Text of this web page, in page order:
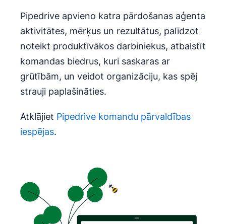
Pipedrive apvieno katra pārdošanas aģenta
aktivitātes, mērķus un rezultātus, palīdzot
noteikt produktīvākos darbiniekus, atbalstīt
komandas biedrus, kuri saskaras ar
grūtībām, un veidot organizāciju, kas spēj
strauji paplašināties.
Atklājiet Pipedrive komandu pārvaldības
iespējas.